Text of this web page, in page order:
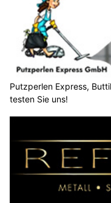
Putzperlen Express,
testen Sie uns!